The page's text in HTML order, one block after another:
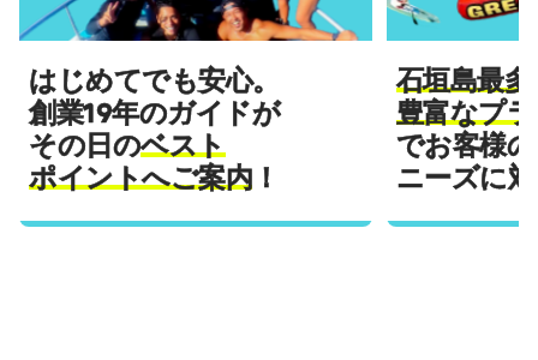
はじめてでも安心。
創業19年のガイドが
その日のベスト
ポイントへご案内 ！
石垣島最
豊富なプ
でお客様の
ニーズに